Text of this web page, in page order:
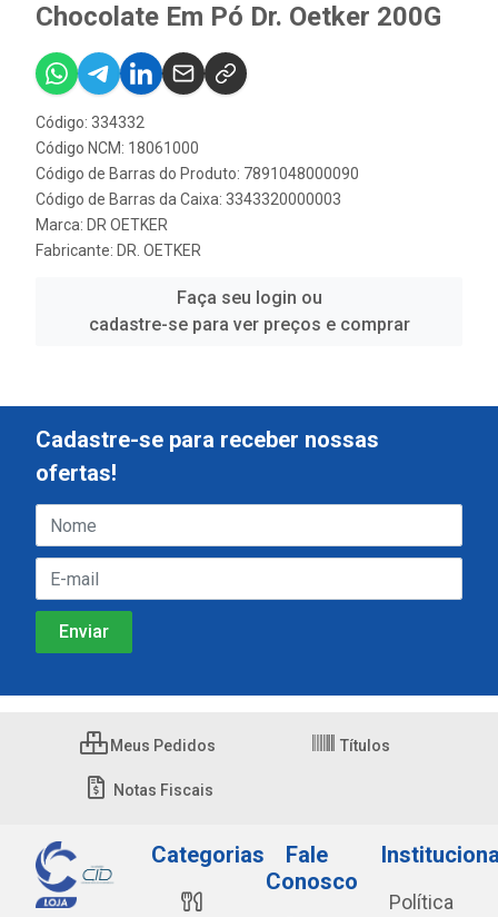
Chocolate Em Pó Dr. Oetker 200G
Código: 334332
Código NCM: 18061000
Código de Barras do Produto: 7891048000090
Código de Barras da Caixa: 3343320000003
Marca: DR OETKER
Fabricante: DR. OETKER
Faça seu login ou
cadastre-se para ver preços e comprar
Cadastre-se para receber nossas
ofertas!
Meus Pedidos Títulos
Notas Fiscais
Categorias
Fale
Conosco
Política